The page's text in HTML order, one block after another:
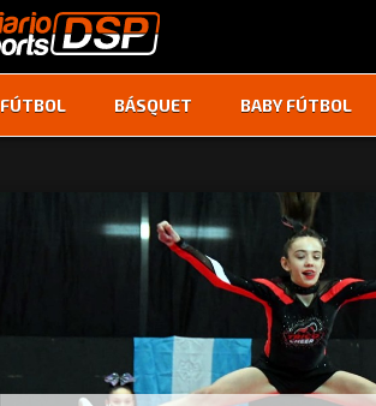
FÚTBOL BÁSQUET BABY FÚTBOL